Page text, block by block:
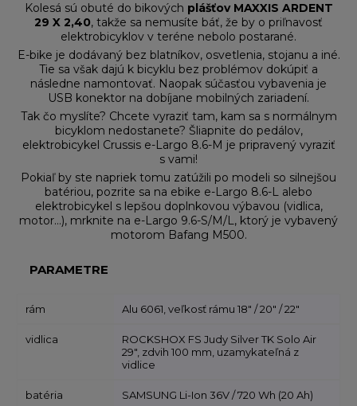
Kolesá sú obuté do bikových plášťov MAXXIS ARDENT
29 X 2,40, takže sa nemusíte báť, že by o priľnavosť
elektrobicyklov v teréne nebolo postarané.
E-bike je dodávaný bez blatníkov, osvetlenia, stojanu a iné.
Tie sa však dajú k bicyklu bez problémov dokúpiť a
následne namontovať. Naopak súčasťou vybavenia je
USB konektor na dobíjane mobilných zariadení.
Tak čo myslíte? Chcete vyraziť tam, kam sa s normálnym
bicyklom nedostanete? Šliapnite do pedálov,
elektrobicykel Crussis e-Largo 8.6-M je pripravený vyraziť
s vami!
Pokiaľ by ste napriek tomu zatúžili po modeli so silnejšou
batériou, pozrite sa na ebike e-Largo 8.6-L alebo
elektrobicykel s lepšou doplnkovou výbavou (vidlica,
motor…), mrknite na e-Largo 9.6-S/M/L, ktorý je vybavený
motorom Bafang M500.
PARAMETRE
rám Alu 6061, veľkosť rámu 18" / 20" / 22"
vidlica
ROCKSHOX FS Judy Silver TK Solo Air
29", zdvih 100 mm, uzamykateľná z
vidlice
batéria SAMSUNG Li-Ion 36V / 720 Wh (20 Ah)